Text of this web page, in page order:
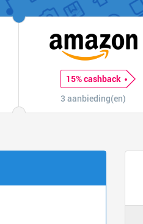
15% cashback
3 aanbieding(en)